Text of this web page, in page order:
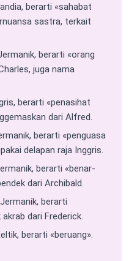
berarti «sahabat
sastra, terkait
berarti «orang
juga nama
berarti «penasihat
dari Alfred.
berarti «penguasa
delapan raja Inggris.
berarti «benar-
dari Archibald.
berarti
dari Frederick.
berarti «beruang».